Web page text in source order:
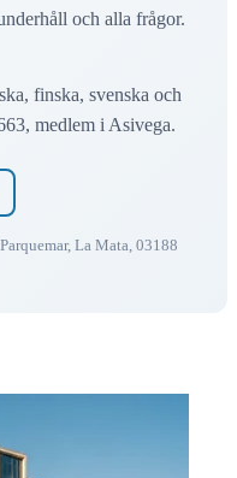
och alla frågor.
finska, svenska och
medlem i Asivega.
La Mata, 03188